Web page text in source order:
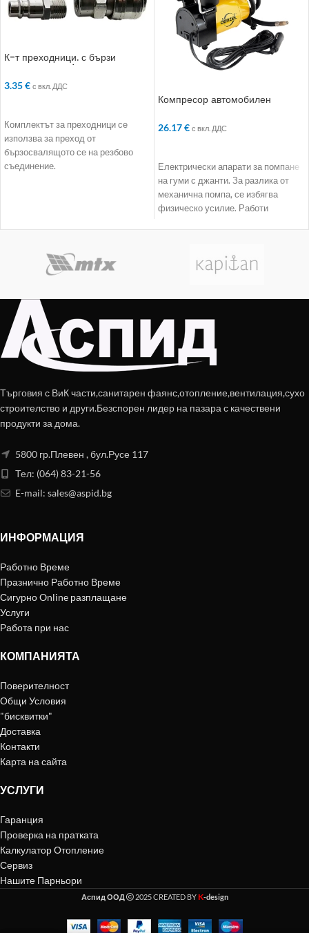
К-т преходници. с бързи
3.35€ с вкл. ДДС
Комплектът за преходници се
използва за преход от
бързосвалящото се на резбово
съединение.
Компресор автомобилен
26.17€ с вкл. ДДС
Електрически апарати за помпане
на гуми с джанти. За разлика от
механична помпа, се избягва
физическо усилие. Работи
Търговия с ВиК части,санитарен фаянс,отопление,вентилация,сухо
строителство и други.Безспорен лидер на пазара с качествени
продукти за дома.
5800 гр.Плевен , бул.Русе 117
Тел: (064) 83-21-56
E-mail: sales@aspid.bg
ИНФОРМАЦИЯ
Работно Време
Празнично Работно Време
Сигурно Online разплащане
Услуги
Работа при нас
КОМПАНИЯТА
Поверителност
Общи Условия
"бисквитки"
Доставка
Контакти
Карта на сайта
УСЛУГИ
Гаранция
Проверка на пратката
Калкулатор Отопление
Сервиз
Нашите Парньори
Аспид ООД 2025 CREATED BY K-design